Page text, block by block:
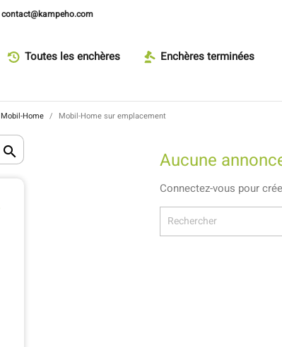
contact@kampeho.com
Toutes les enchères Enchères terminées
Mobil-Home Mobil-Home sur emplacement
 Aucune
Connectez-vous pour